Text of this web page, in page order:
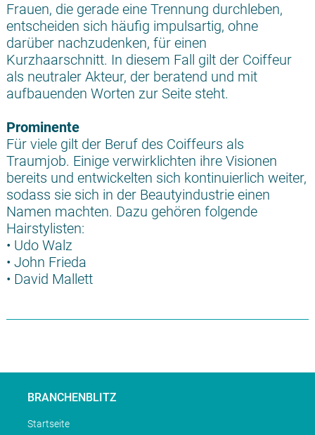
Frauen, die gerade eine Trennung durchleben,
entscheiden sich häufig impulsartig, ohne
darüber nachzudenken, für einen
Kurzhaarschnitt. In diesem Fall gilt der Coiffeur
als neutraler Akteur, der beratend und mit
aufbauenden Worten zur Seite steht.
Prominente
Für viele gilt der Beruf des Coiffeurs als
Traumjob. Einige verwirklichten ihre Visionen
bereits und entwickelten sich kontinuierlich weiter,
sodass sie sich in der Beautyindustrie einen
Namen machten. Dazu gehören folgende
Hairstylisten:
• Udo Walz
• John Frieda
• David Mallett
BRANCHENBLITZ
Startseite